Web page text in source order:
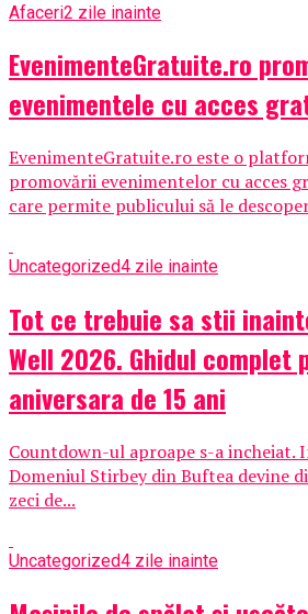
Afaceri2 zile inainte
EvenimenteGratuite.ro
evenimentele cu acces
EvenimenteGratuite.ro este o
promovării evenimentelor cu acces
care permite publicului să le
Uncategorized4 zile inainte
Tot ce trebuie sa stii
Well 2026. Ghidul complet
aniversara de 15 ani
Countdown-ul aproape s-a incheiat.
Domeniul Stirbey din Buftea devine
zeci de...
Uncategorized4 zile inainte